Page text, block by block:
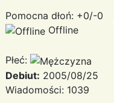
Pomocna dłoń: +0/-0
Offline
Płeć:
Debiut: 2005/08/25
Wiadomości: 1039